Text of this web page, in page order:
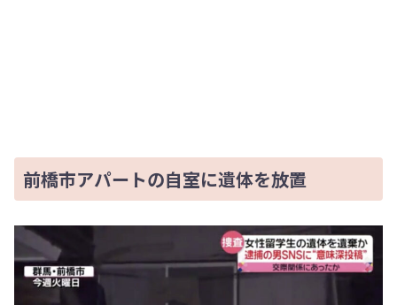
前橋市アパートの自室に遺体を放置